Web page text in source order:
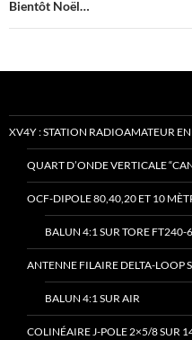
Bientôt Noël…
XV4Y : STATION RADIOAMATEUR
QUART D’ONDE VERTICALE
OCF-DIPOLE 80,40,20 ET 10
BALUN 4:1 SUR TORE FT240-
ANTENNE FILAIRE DELTA-LOOP
BALUN 4:1 SUR AIR
COLINÉAIRE J-POLE 2×5/8 SUR